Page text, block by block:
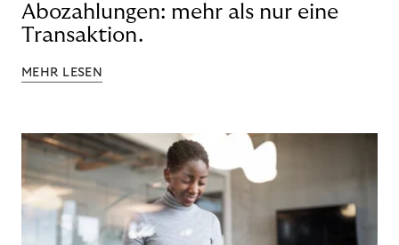
Abozahlungen: mehr als nur eine
Transaktion.
MEHR LESEN